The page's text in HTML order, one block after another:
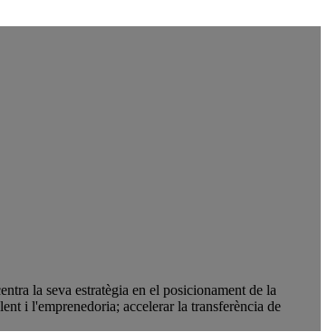
la seva estratègia en el posicionament de la
i l'emprenedoria; accelerar la transferència de